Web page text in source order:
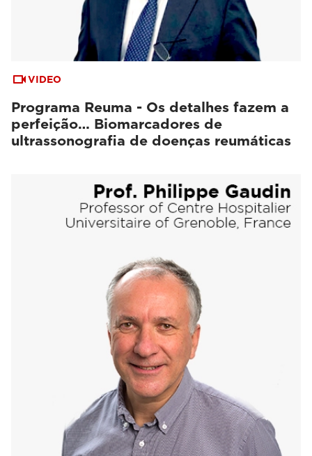
VIDEO
Programa Reuma - Os detalhes fazem a
perfeição… Biomarcadores de
ultrassonografia de doenças reumáticas